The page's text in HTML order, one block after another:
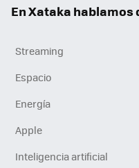
En Xataka hablamos
Streaming
Espacio
Energía
Apple
Inteligencia artificial